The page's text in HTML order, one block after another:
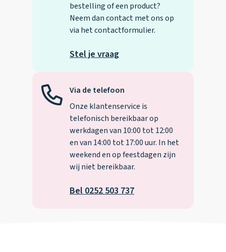
Via de telefoon
Onze klantenservice is
telefonisch bereikbaar op
werkdagen van 10:00 tot 12:00
en van 14:00 tot 17:00 uur. In het
weekend en op feestdagen zijn
wij niet bereikbaar.
Bel 0252 503 737
bestelling of een product?
Neem dan contact met ons op
via het contactformulier.
Stel je vraag